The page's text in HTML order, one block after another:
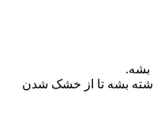
بشه.
بشه تا از خشک شدن